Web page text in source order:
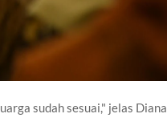
sudah sesuai," jelas Diana